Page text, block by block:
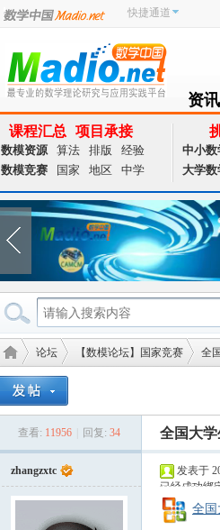
快捷通道
资讯
NEWS
课程汇总 项目承接
数模资源 算法 排版
经验
数模竞赛
国家 地区 中学
中小数
大学数
»
论坛
›
【数模论坛】国家竞赛
›
全
查看: 11956 回复: 34 全国大
zhangzxtc 发表于
已经成功绑
全国